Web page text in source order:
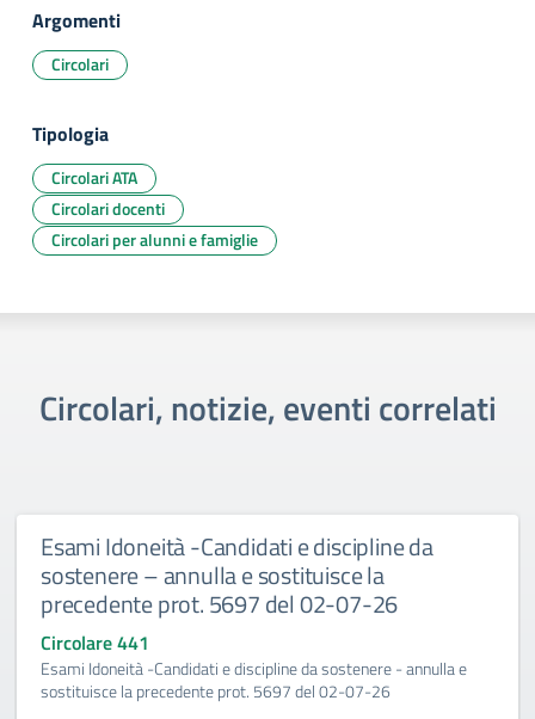
Argomenti
Circolari
Tipologia
Circolari ATA
Circolari docenti
Circolari per alunni e famiglie
Circolari, notizie, eventi correlati
Esami Idoneità -Candidati e discipline da
sostenere – annulla e sostituisce la
precedente prot. 5697 del 02-07-26
Circolare 441
Esami Idoneità -Candidati e discipline da sostenere - annulla e
sostituisce la precedente prot. 5697 del 02-07-26